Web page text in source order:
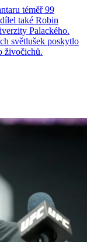
téměř 99
také Robin
Palackého.
světlušek poskytlo
živočichů.